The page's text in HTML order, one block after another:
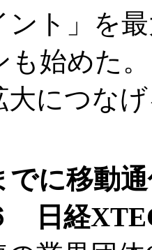
ント」を
も始めた
大につな
でに移動
日経